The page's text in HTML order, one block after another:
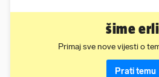
šime
Primaj sve nove vijesti o
Prati temu